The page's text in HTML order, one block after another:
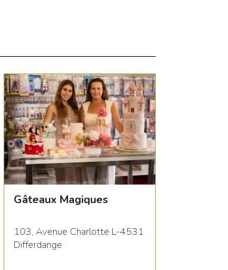
Gâteaux Magiques
103, Avenue Charlotte L-4531
Differdange